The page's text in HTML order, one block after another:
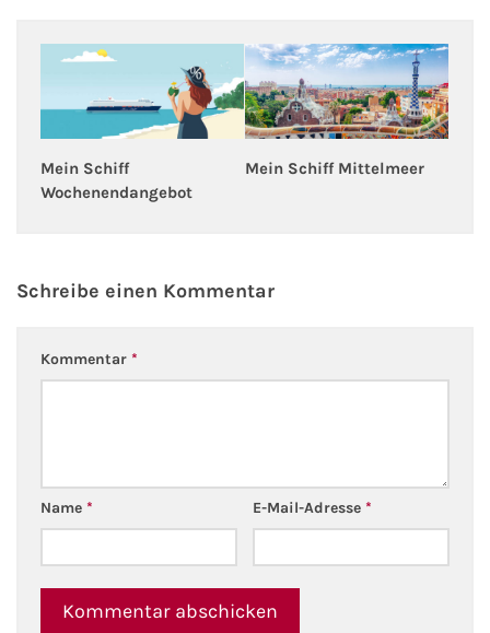
Mein Schiff
Wochenendangebot
Mein Schiff Mittelmeer
Schreibe einen Kommentar
Kommentar *
Name * E-Mail-Adresse *